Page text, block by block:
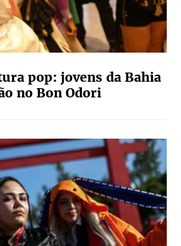
pop: jovens da Bahia
no Bon Odori